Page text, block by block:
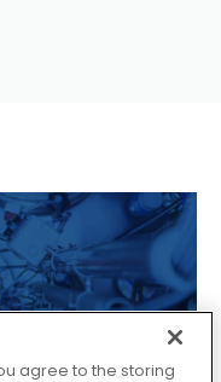
agree to the storing